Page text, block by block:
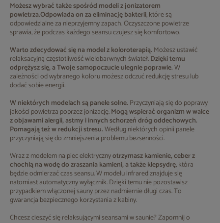
Możesz wybrać także spośród modeli z jonizatorem
powietrza.Odpowiada on za eliminację bakterii, które są
odpowiedzialne za nieprzyjemny zapach. Oczyszczone powietrze
sprawia, że podczas każdego seansu czujesz się komfortowo.
Warto zdecydować się na model z koloroterapią. Możesz ustawić
relaksacyjną częstotliwość wielobarwnych świateł.Dzięki temu
odprężysz się, a Twoje samopoczucie ulegnie poprawie.W
zależności od wybranego koloru możesz odczuć redukcję stresu lub
dodać sobie energii.
W niektórych modelach są panele solne. Przyczyniają się do poprawy
jakości powietrza poprzez jonizację.Mogą wspierać organizm w walce
z objawami alergii, astmy i innych schorzeń dróg oddechowych.
Pomagają też w redukcji stresu.Według niektórych opinii panele
przyczyniają się do zmniejszenia problemu bezsenności.
Wraz z modelem na piec elektrycznyotrzymasz kamienie, ceber z
chochlą na wodę do zraszania kamieni, a także klepsydrę, która
będzie odmierzać czas seansu. W modelu infrared znajduje się
natomiast automatyczny wyłącznik. Dzięki temu nie pozostawisz
przypadkiem włączonej sauny przez nadmiernie długi czas. To
gwarancja bezpiecznego korzystania z kabiny.
Chcesz cieszyć się relaksującymi seansami w saunie? Zapomnij o